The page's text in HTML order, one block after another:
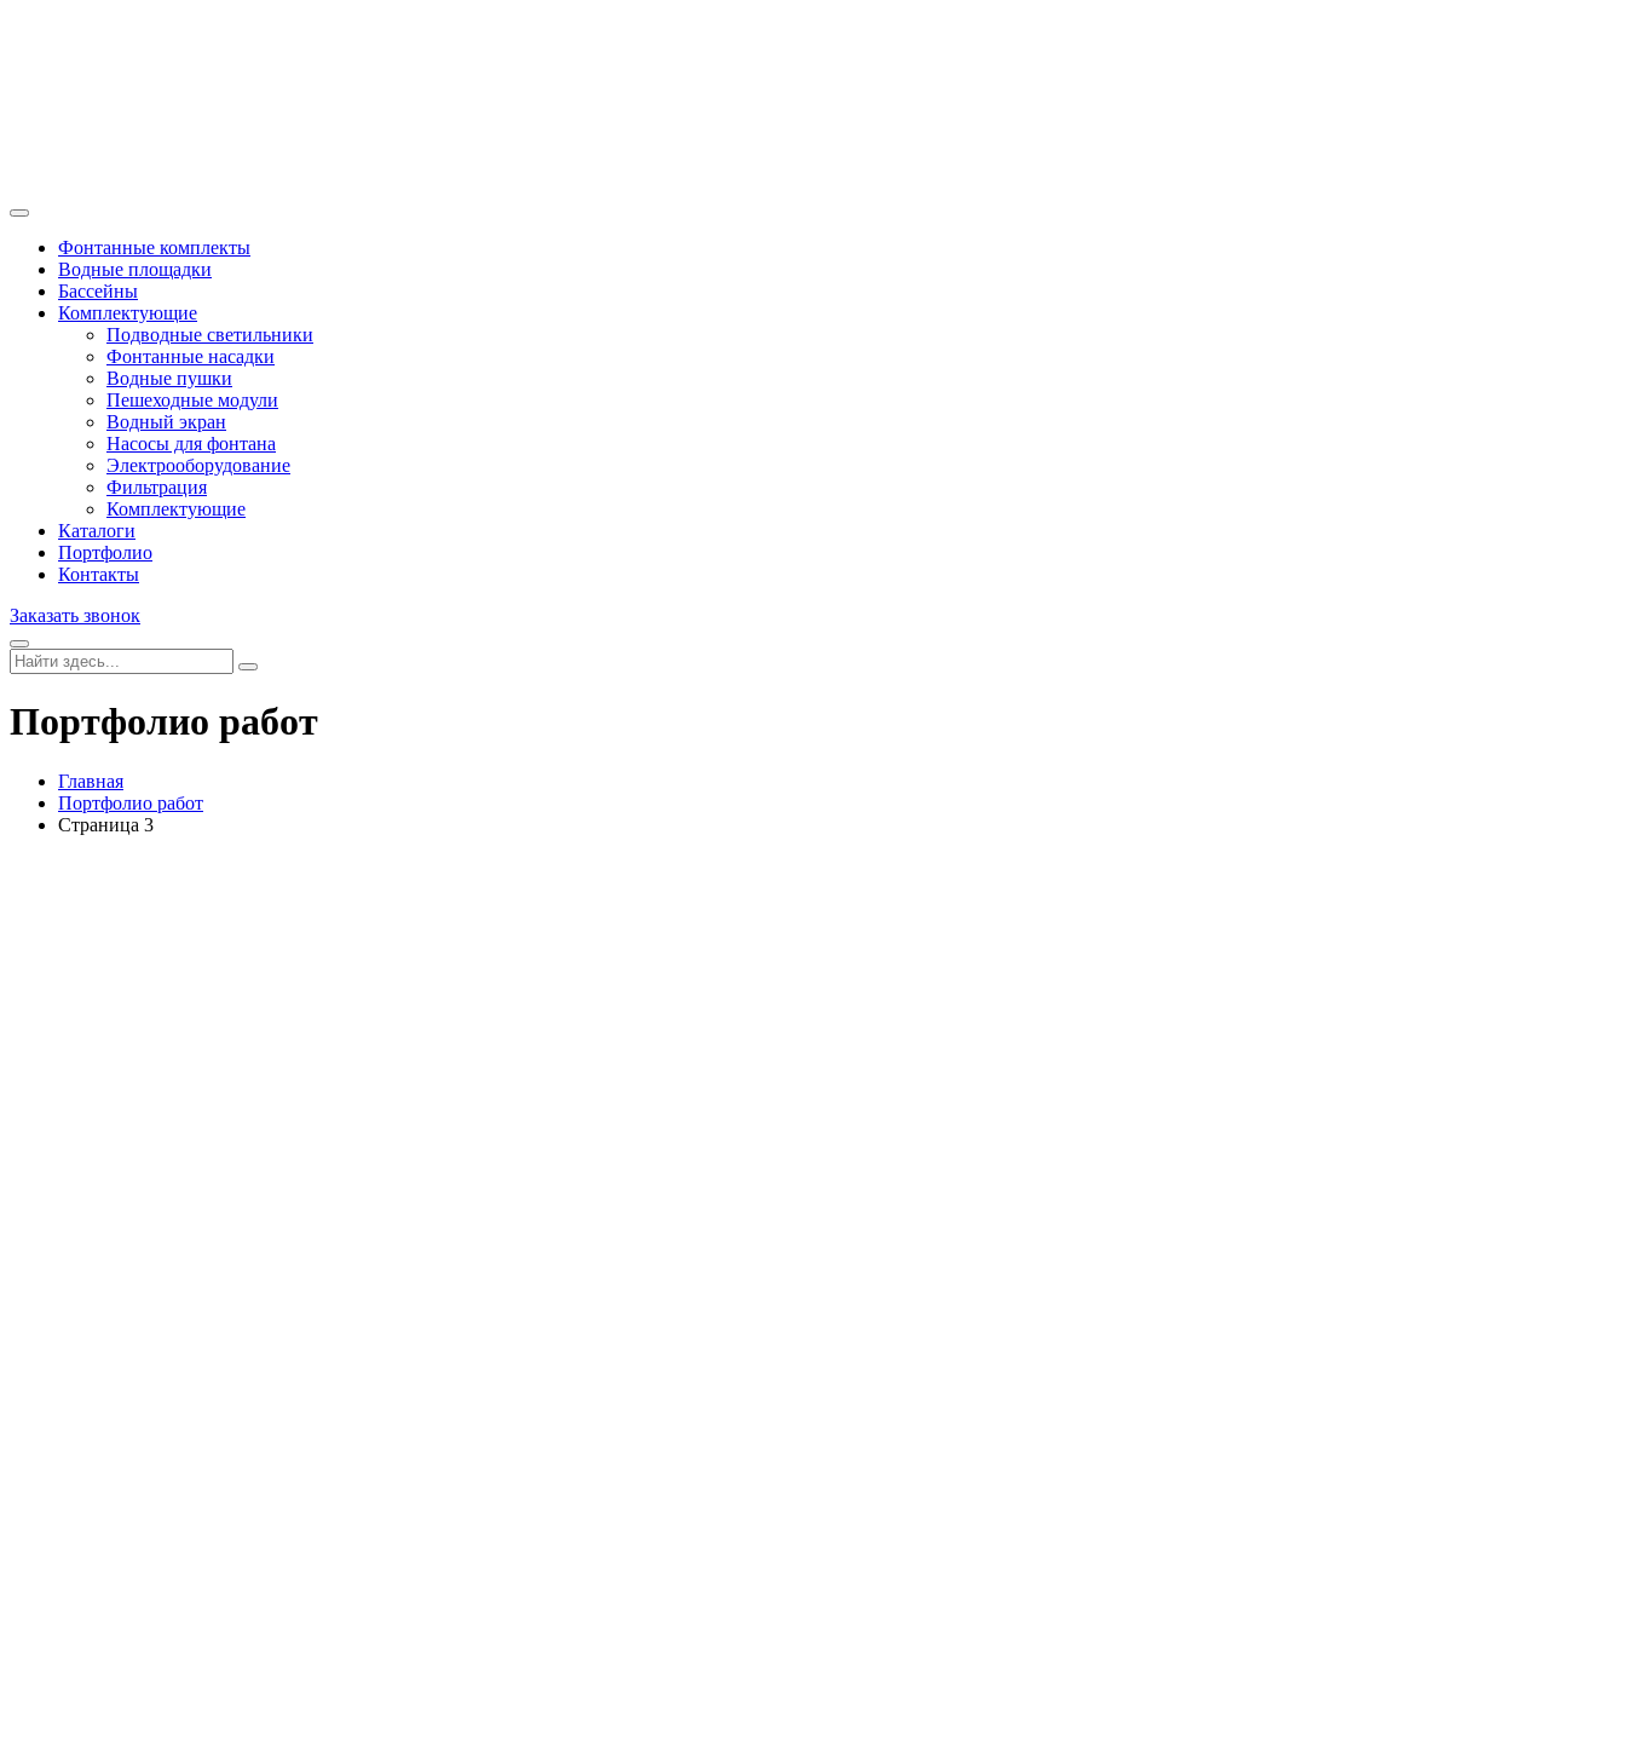
Фонтанные комплекты
Водные площадки
Бассейны
Комплектующие
Подводные светильники
Фонтанные насадки
Водные пушки
Пешеходные модули
Водный экран
Насосы для фонтана
Электрооборудование
Фильтрация
Комплектующие
Каталоги
Портфолио
Контакты
Заказать звонок
Портфолио работ
Главная
Портфолио работ
Страница 3